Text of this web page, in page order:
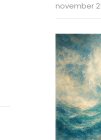
november